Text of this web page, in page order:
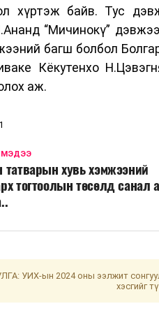
хүртэж байв. Тус
“Мичинокү”
багш болбол
Кёкутенхо
аж.
МЭДЭЭ
татварын хувь хэмжээний
тогтоолын төсөлд санал
УИХ-ын 2024 оны ээлжит
хэсгийг